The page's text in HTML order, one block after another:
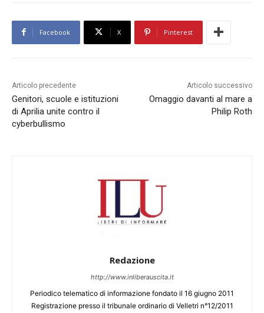
Facebook X Pinterest
Articolo precedente
Genitori, scuole e istituzioni
di Aprilia unite contro il
cyberbullismo
Articolo successivo
Omaggio davanti al mare a
Philip Roth
Redazione
http://www.inliberauscita.it
Periodico telematico di informazione fondato il 16 giugno 2011
Registrazione presso il tribunale ordinario di Velletri n°12/2011